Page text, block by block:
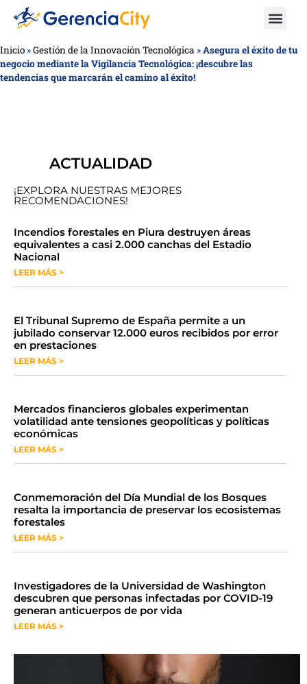
Inicio »Gestión de la Innovación Tecnológica »Asegura el éxito de tu
negocio mediante la Vigilancia Tecnológica: ¡descubre las
tendencias que marcarán el camino al éxito!
ACTUALIDAD
¡EXPLORA NUESTRAS MEJORES
RECOMENDACIONES!
​​​​Incendios forestales en Piura destruyen áreas
equivalentes a casi 2.000 canchas del Estadio
Nacional
LEER MÁS >
​El Tribunal Supremo de España permite a un
jubilado conservar 12.000 euros recibidos por error
en prestaciones
LEER MÁS >
Mercados financieros globales experimentan
volatilidad ante tensiones geopolíticas y políticas
económicas
LEER MÁS >
Conmemoración del Día Mundial de los Bosques
resalta la importancia de preservar los ecosistemas
forestales
LEER MÁS >
Investigadores de la Universidad de Washington
descubren que personas infectadas por COVID-19
generan anticuerpos de por vida
LEER MÁS >